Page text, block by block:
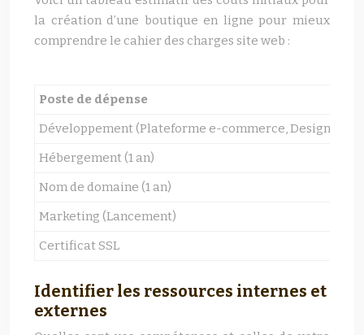
la création d’une boutique en ligne pour mieux
comprendre le cahier des charges site web :
Poste de dépense
Développement (Plateforme e-commerce, Design)
Hébergement (1 an)
Nom de domaine (1 an)
Marketing (Lancement)
Certificat SSL
Identifier les ressources internes et
externes